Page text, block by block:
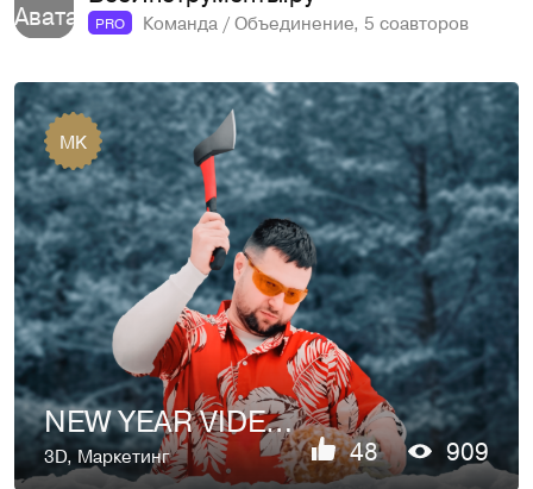
PRO Команда / Объединение, 5 соавторов
MK
NEW YEAR VIDEO | DIY MALDIVES | VI.RU
3D,Маркетинг 48
909